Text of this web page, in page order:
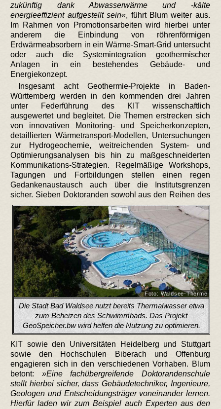
zukünftig dank Abwasserwärme und -kälte
energieeffizient aufgestellt sein , führt Blum weiter aus.
Im Rahmen von Promotionsarbeiten wird hierbei unter
anderem die Einbindung von röhrenförmigen
Erdwärmeabsorbern in ein Wärme-Smart-Grid untersucht
oder auch die Systemintegration geothermischer
Anlagen in ein bestehendes Gebäude- und
Energiekonzept.
Insgesamt acht Geothermie-Projekte in Baden-
Württemberg werden in den kommenden drei Jahren
unter Federführung des KIT wissenschaftlich
ausgewertet und begleitet. Die Themen erstrecken sich
von innovativen Monitoring- und Speicherkonzepten,
detaillierten Wärmetransport-Modellen, Untersuchungen
zur Hydrogeochemie, weitreichenden System- und
Optimierungsanalysen bis hin zu maßgeschneiderten
Kommunikations-Strategien. Regelmäßige Workshops,
Tagungen und Fortbildungen stellen einen regen
Gedankenaustausch auch über die Institutsgrenzen
sicher.
Foto: Waldsee-Therme
Die Stadt Bad Waldsee nutzt bereits Thermalwasser etwa
zum Beheizen des Schwimmbads. Das Projekt
GeoSpeicher.bw wird helfen die Nutzung zu optimieren.
Sieben Doktoranden sowohl aus den Reihen des
KIT sowie den Universitäten Heidelberg und Stuttgart
sowie den Hochschulen Biberach und Offenburg
engagieren sich in den verschiedenen Vorhaben. Blum
betont:
Eine fachübergreifende Doktorandenschule
stellt hierbei sicher, dass Gebäudetechniker, Ingenieure,
Geologen und Entscheidungsträger voneinander lernen.
Hierfür laden wir zum Beispiel auch Experten aus den